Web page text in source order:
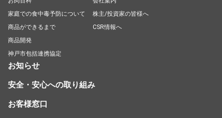
家庭での食中毒予防について
商品ができるまで
商品開発
神戸市包括連携協定
株主/投資家の皆様へ
CSR情報へ
お知らせ
安全・安心への取り組み
お客様窓口